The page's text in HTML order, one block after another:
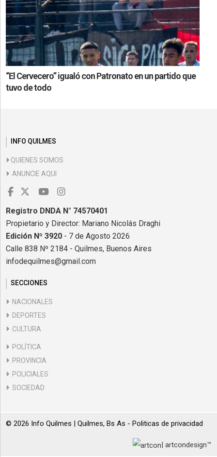
“El Cervecero” igualó con Patronato en un partido que
tuvo de todo
INFO QUILMES
QUIENES SOMOS
ANUNCIE AQUI
Registro DNDA N° 74570401
Propietario y Director: Mariano Nicolás Draghi
Edición Nº 3920 - 7 de Agosto 2026
Calle 838 Nº 2184 - Quilmes, Buenos Aires
infodequilmes@gmail.com
SECCIONES
NACIONALES
DEPORTES
CULTURA
POLÍTICA
PROVINCIA
POLICIALES
SOCIEDAD
© 2026 Info Quilmes | Quilmes, Bs As - Politicas de privacidad
| artcondesign™